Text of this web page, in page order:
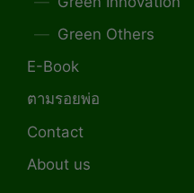
Green Others
E-Book
ตามรอยพ่อ
Contact
About us